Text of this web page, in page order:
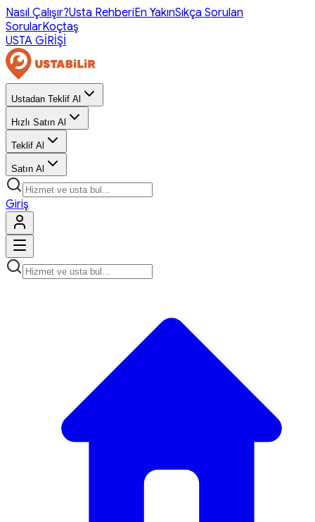
Nasıl Çalışır?Usta RehberiEn YakınSıkça Sorulan
SorularKoçtaş
USTA GİRİŞİ
Ustadan Teklif Al
Hızlı Satın Al
Teklif Al
Satın Al
Giriş